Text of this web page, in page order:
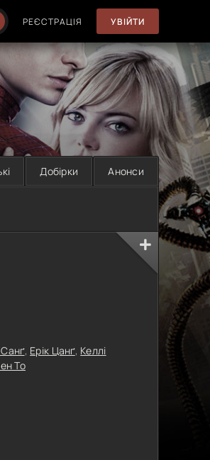
РЕЄСТРАЦІЯ УВІЙТИ
Добірки Анонси
, Ерік Цанґ, Келлі
То